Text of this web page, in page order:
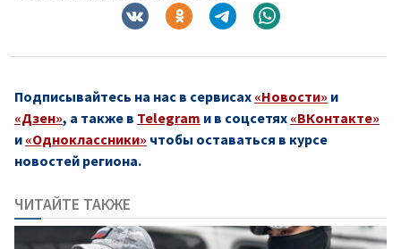
Подписывайтесь на нас в сервисах «Новости» и
«Дзен», а также в Telegram и в соцсетях «ВКонтакте»
и «Одноклассники» чтобы оставаться в курсе
новостей региона.
ЧИТАЙТЕ ТАКЖЕ